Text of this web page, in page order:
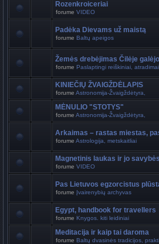
Rozenkroiceriai
forume VIDEO
Padėka Dievams už maistą
forume Baltų apeigos
Žemės drebėjimas Čilėje
forume Paslaptingi reiškiniai, atradimai
KINIEČIŲ ŽVAIGŽDĖLAPIS
forume Astronomija-Žvaigždėtyra,
MĖNULIO "STOTYS"
forume Astronomija-Žvaigždėtyra,
Arkaimas – rastas miestas,
forume Astrologija, metskaitliai
Magnetinis laukas ir jo savybės
forume VIDEO
Pas Lietuvos egzorcistus
forume Įvairenybių archyvas
Egypt, handbook for travellers
forume Knygos. kiti leidiniai
Meditacija ir kaip tai daroma
forume Baltų dvasinės tradicijos,